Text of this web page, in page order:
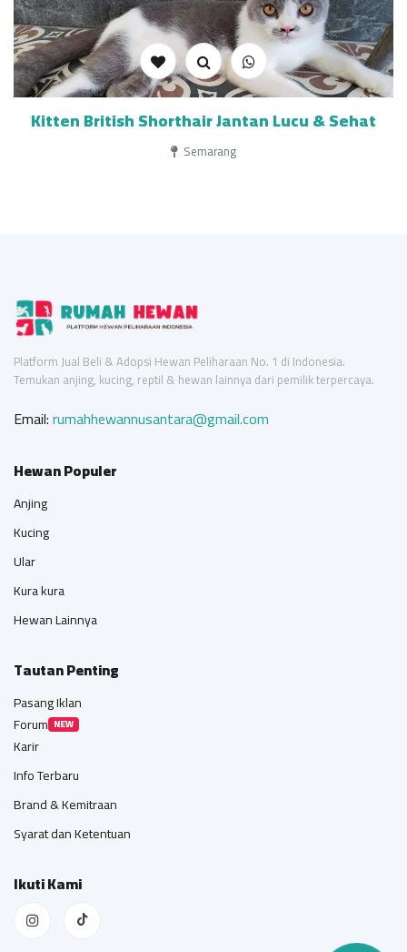
Kitten British Shorthair Jantan Lucu & Sehat
Semarang
Platform Jual Beli & Adopsi Hewan Peliharaan No. 1 di Indonesia.
Temukan anjing, kucing, reptil & hewan lainnya dari pemilik terpercaya.
Email:rumahhewannusantara@gmail.com
Hewan Populer
Anjing
Kucing
Ular
Kura kura
Hewan Lainnya
Tautan Penting
Pasang Iklan
Forum NEW
Karir
Info Terbaru
Brand & Kemitraan
Syarat dan Ketentuan
Ikuti Kami